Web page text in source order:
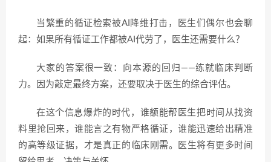
当繁重的循证检索被AI降维打击，医生们偶尔也会聊
起：如果所有循证工作都被AI代劳了，医生还需要什么？
大家的答案很一致：向本源的回归——练就临床判断
力。因为敲定最终方案，还要取决于医生的综合评估。
在这个信息爆炸的时代，谁额能帮医生把时间从找资
料里抢回来，谁能言之有物严格循证，谁能迅速给出精准
的高等级证据，才是真正的临床刚需。医生将有更多时间